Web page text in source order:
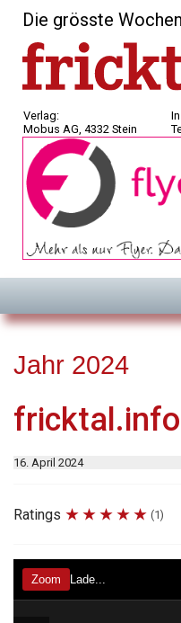
Die grösste
Verlag:
Mobus AG, 4332 Stein
Jahr 2024
16. April 2024
Ratings (1)